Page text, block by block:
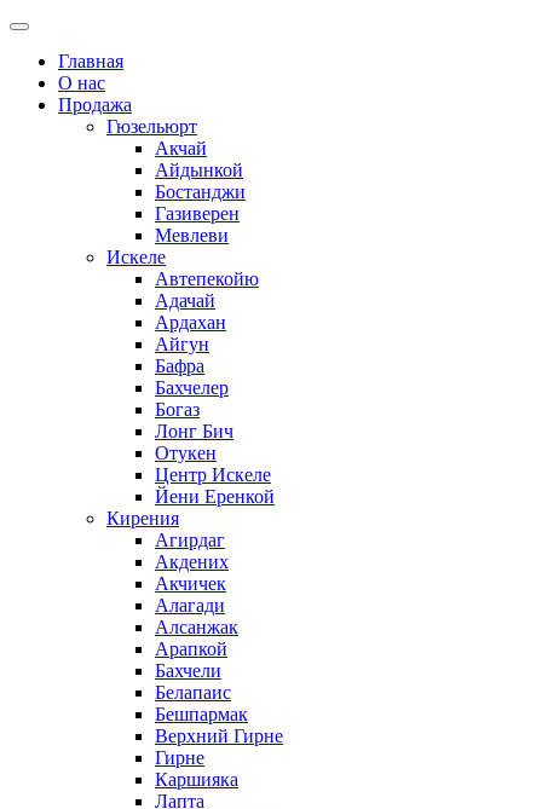
Главная
О нас
Продажа
Гюзельюрт
Акчай
Айдынкой
Бостанджи
Газиверен
Мевлеви
Искеле
Автепекойю
Адачай
Ардахан
Айгун
Бафра
Бахчелер
Богаз
Лонг Бич
Отукен
Центр Искеле
Йени Еренкой
Кирения
Агирдаг
Акдених
Акчичек
Алагади
Алсанжак
Арапкой
Бахчели
Белапаис
Бешпармак
Верхний Гирне
Гирне
Каршияка
Лапта